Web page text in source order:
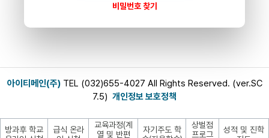
비밀번호 찾기
아이티메인(주) TEL (032)655-4027 All Rights Reserved. (ver.SC
7.5) 개인정보 보호정책
방과후 학교
급식 온라
교육과정(계
열 및 반편
자기주도 학
상벌점
프로그
성적 및 진학